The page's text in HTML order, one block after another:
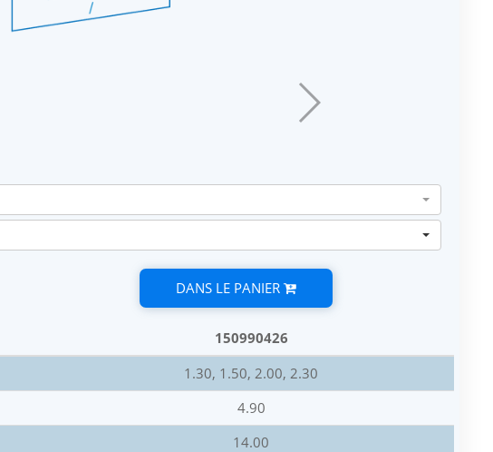
DANS LE PANIER
150990426
1.30, 1.50, 2.00, 2.30
4.90
14.00